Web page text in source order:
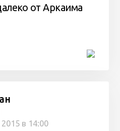
от Аркаима
в 14:00